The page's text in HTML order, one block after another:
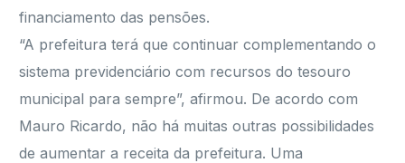
financiamento das pensões.
“A prefeitura terá que continuar complementando o
sistema previdenciário com recursos do tesouro
municipal para sempre”, afirmou. De acordo com
Mauro Ricardo, não há muitas outras possibilidades
de aumentar a receita da prefeitura. Uma